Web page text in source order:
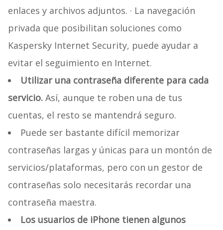
enlaces y archivos adjuntos. · La navegación
privada que posibilitan soluciones como
Kaspersky Internet Security, puede ayudar a
evitar el seguimiento en Internet.
Utilizar una contraseña diferente para cada
servicio. Así, aunque te roben una de tus
cuentas, el resto se mantendrá seguro.
Puede ser bastante difícil memorizar
contraseñas largas y únicas para un montón de
servicios/plataformas, pero con un gestor de
contraseñas solo necesitarás recordar una
contraseña maestra.
Los usuarios de iPhone tienen algunos